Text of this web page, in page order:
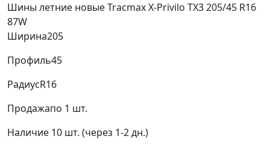
Шины летние новые Tracmax X-Privilo TX3 205/45 R16
87W
Ширина205
Профиль45
РадиусR16
Продажапо 1 шт.
Наличие 10 шт. (через 1-2 дн.)